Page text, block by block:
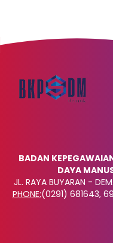
BADAN
DAYA
JL. RAYA BUYARAN -
PHONE:(0291) 681643,